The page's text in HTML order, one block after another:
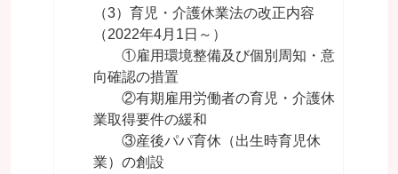
（3）育児・介護休業法の改正内容
（2022年4月1日～）
①雇用環境整備及び個別周知・意
向確認の措置
②有期雇用労働者の育児・介護休
業取得要件の緩和
③産後パパ育休（出生時育児休
業）の創設